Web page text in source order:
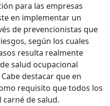
para las empresas
en implementar un
de prevencionistas que
según los cuales
resulta realmente
salud ocupacional
destacar que en
requisito que todos los
de salud.